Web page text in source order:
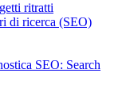
ritratti
di ricerca (SEO)
SEO: Search